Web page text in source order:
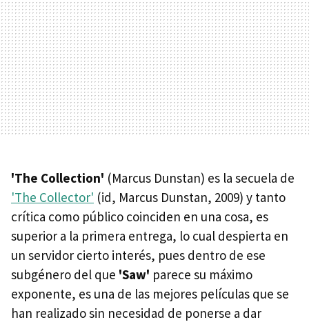
'The Collection' (Marcus Dunstan) es la secuela de
'The Collector' (id, Marcus Dunstan, 2009) y tanto
crítica como público coinciden en una cosa, es
superior a la primera entrega, lo cual despierta en
un servidor cierto interés, pues dentro de ese
subgénero del que 'Saw' parece su máximo
exponente, es una de las mejores películas que se
han realizado sin necesidad de ponerse a dar